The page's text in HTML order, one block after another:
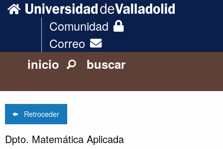
Comunidad
Correo
inicio
buscar
Retroceder
Dpto. Matemática Aplicada